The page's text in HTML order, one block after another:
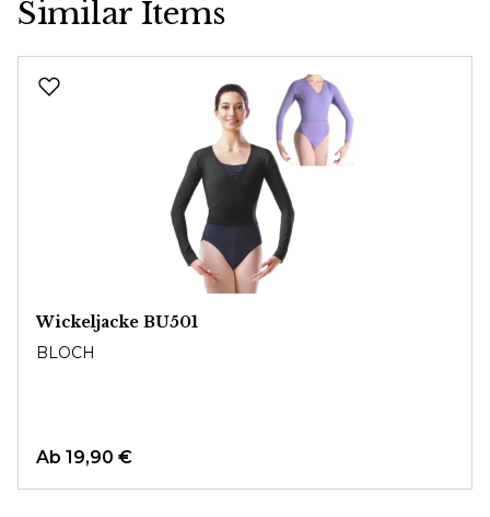
Similar Items
Wickeljacke BU501
BLOCH
Ab 19,90 €